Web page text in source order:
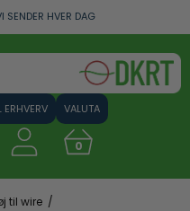
SENDER HVER DAG
VALUTA
0
til wire /